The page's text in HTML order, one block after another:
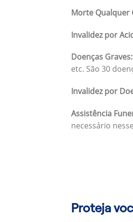
Morte Qualquer
Invalidez por
Doenças Graves:
etc. São 30
Invalidez por
Assistência
necessário
Proteja